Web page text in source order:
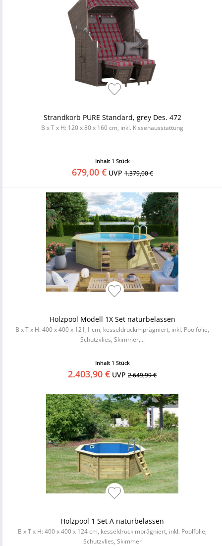
Strandkorb PURE Standard, grey Des. 472
B x T x H: 120 x 80 x 160 cm, inkl. Kissenausstattung
Inhalt 1 Stück
679,00 €UVP1.379,00 €
Holzpool Modell 1X Set naturbelassen
B x T x H: 400 x 400 x 121,1 cm, kesseldruckimprägniert, inkl. Poolfolie,
Schutzvlies, Skimmer,...
Inhalt 1 Stück
2.403,90 € UVP 2.649,99 €
Holzpool 1 Set A naturbelassen
B x T x H: 400 x 400 x 124 cm, kesseldruckimprägniert, inkl. Poolfolie,
Schutzvlies, Skimmer